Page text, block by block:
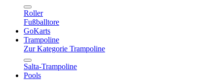
Roller
Fußballtore
GoKarts
Trampoline
Zur Kategorie Trampoline
Salta-Trampoline
Pools